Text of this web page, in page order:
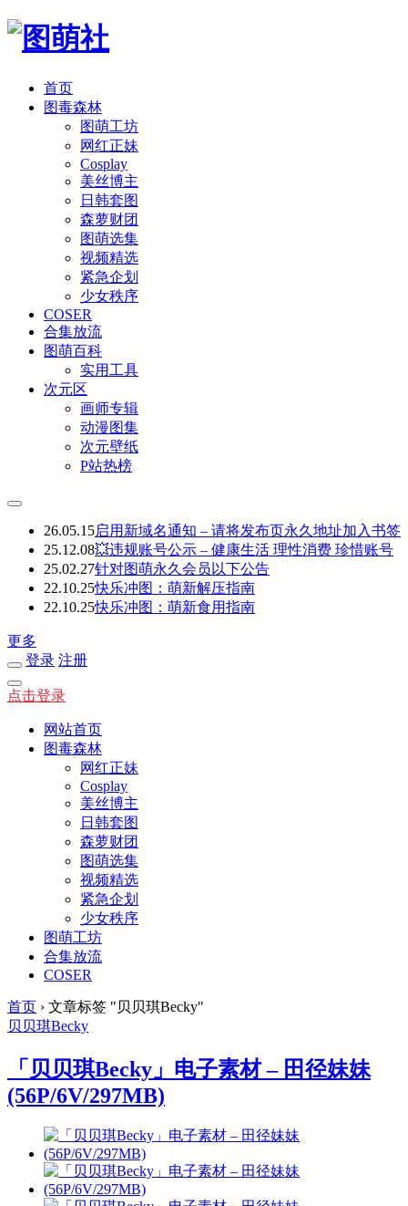
首页
图毒森林
图萌工坊
网红正妹
Cosplay
美丝博主
日韩套图
森萝财团
图萌选集
视频精选
紧急企划
少女秩序
COSER
合集放流
图萌百科
实用工具
次元区
画师专辑
动漫图集
次元壁纸
P站热榜
26.05.15启用新域名通知 – 请将发布页永久地址加入书签
25.12.08💥违规账号公示 – 健康生活 理性消费 珍惜账号
25.02.27针对图萌永久会员以下公告
22.10.25快乐冲图：萌新解压指南
22.10.25快乐冲图：萌新食用指南
更多
登录 注册
点击登录
网站首页
图毒森林
网红正妹
Cosplay
美丝博主
日韩套图
森萝财团
图萌选集
视频精选
紧急企划
少女秩序
图萌工坊
合集放流
COSER
首页 › 文章标签 "贝贝琪Becky"
贝贝琪Becky
「贝贝琪Becky」电子素材 – 田径妹妹
(56P/6V/297MB)